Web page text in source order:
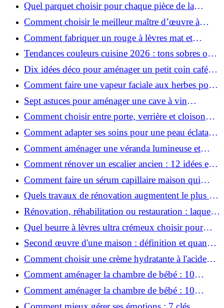
Quel parquet choisir pour chaque pièce de la
maison ?
Comment choisir le meilleur maître d’œuvre à
Grenoble en 2026 ?
Comment fabriquer un rouge à lèvres mat et
hydratant fait maison ?
Tendances couleurs cuisine 2026 : tons sobres ou
colorés, que choisir ?
Dix idées déco pour aménager un petit coin café
chez soi
Comment faire une vapeur faciale aux herbes pour
une peau plus saine et rajeunie ?
Sept astuces pour aménager une cave à vin
naturelle chez soi
Comment choisir entre porte, verrière et cloison
coulissante pour séparer vos pièces ?
Comment adapter ses soins pour une peau éclatante
en hiver ?
Comment aménager une véranda lumineuse et
conviviale : 12 idées déco
Comment rénover un escalier ancien : 12 idées et
astuces faciles pas à pas
Comment faire un sérum capillaire maison qui
stimule réellement la pousse des cheveux ?
Quels travaux de rénovation augmentent le plus la
valeur d'une maison pour la revente ?
Rénovation, réhabilitation ou restauration : laquelle
convient le mieux à mon logement ?
Quel beurre à lèvres ultra crémeux choisir pour
lèvres sèches et gercées?
Second œuvre d'une maison : définition et quand
le réaliser
Comment choisir une crème hydratante à l'acide
hyaluronique et niacinamide ?
Comment aménager la chambre de bébé : 10
conseils sécurité, déco et rangement
Comment aménager la chambre de bébé : 10
conseils sécurité, déco et rangement